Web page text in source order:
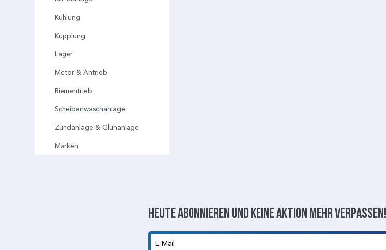
Kühlung
Kupplung
Lager
Motor & Antrieb
Riementrieb
Scheibenwaschanlage
Zündanlage & Glühanlage
Marken
Heute abonnieren und keine aktion mehr verpassen!